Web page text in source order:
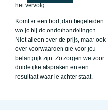
het vervolg.
Komt er een bod, dan begeleiden
we je bij de onderhandelingen.
Niet alleen over de prijs, maar ook
over voorwaarden die voor jou
belangrijk zijn. Zo zorgen we voor
duidelijke afspraken en een
resultaat waar je achter staat.